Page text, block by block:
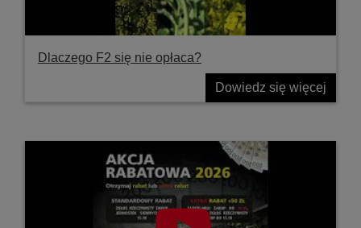
Dlaczego F2 się nie opłaca?
Dowiedz się więcej